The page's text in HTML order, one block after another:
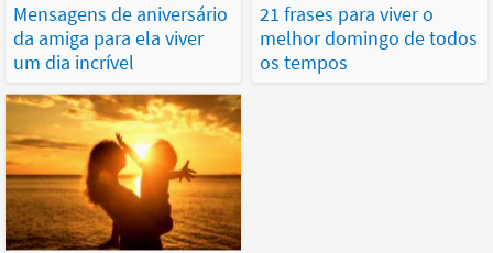
Mensagens de aniversário
da amiga para ela viver
um dia incrível
21 frases para viver o
melhor domingo de todos
os tempos